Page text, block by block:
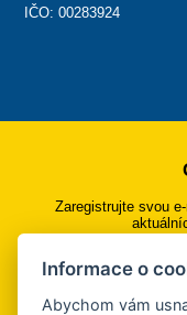
IČO: 00283924
Zaregistrujte svou
Informace o
Abychom vám